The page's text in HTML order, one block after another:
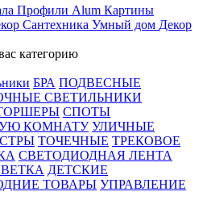
Профили Alum Картины
Сантехника Умный дом Декор
категорию
БРА ПОДВЕСНЫЕ
СВЕТИЛЬНИКИ
СПОТЫ
КОМНАТУ УЛИЧНЫЕ
ТОЧЕЧНЫЕ ТРЕКОВОЕ
СВЕТОДИОДНАЯ ЛЕНТА
ДЕТСКИЕ
ТОВАРЫ УПРАВЛЕНИЕ